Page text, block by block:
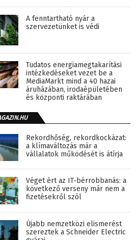
A fenntartható nyár a
szervezetünket is védi
Tudatos energiamegtakarítási
intézkedéseket vezet be a
MediaMarkt mind a 40 hazai
áruházában, irodaépületében
és központi raktárában
Rekordhőség, rekordkockázat:
a klímaváltozás már a
vállalatok működését is átírja
Véget ért az IT-bérrobbanás: a
következő verseny már nem a
fizetésekről szól
Újabb nemzetközi elismerést
szereztek a Schneider Electric